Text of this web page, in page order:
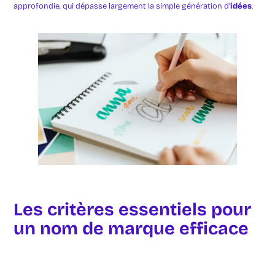
approfondie, qui dépasse largement la simple génération d’idées.
Les critères essentiels pour
un nom de marque efficace